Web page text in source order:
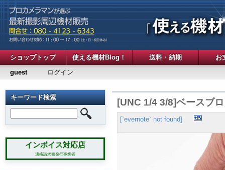
ショップトップ 使える機材Blog！ 送料・納期
お
guest
ログイン
[UNC 1/4 3/8]ベースブ
[`evernote` not found]
キーワード検索
インボイス対応店
適格請求書発行事業者